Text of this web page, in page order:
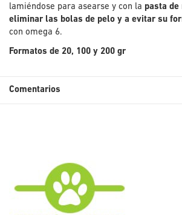
lamiéndose para asearse y con la pasta de
eliminar las bolas de pelo y a evitar su
con omega 6.
Formatos de 20, 100 y 200 gr
Comentarios